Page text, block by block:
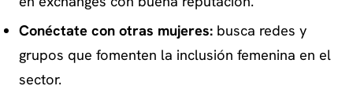
Conéctate con otras mujeres:busca redes y
grupos que fomenten la inclusión femenina en el
sector.